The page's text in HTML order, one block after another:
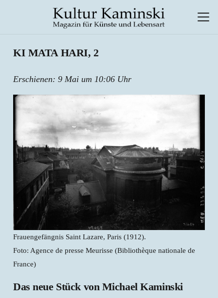
KI MATA HARI, 2
Erschienen: 9 Mai um 10:06 Uhr
Frauengefängnis Saint Lazare, Paris (1912).
Foto: Agence de presse Meurisse (Bibliothèque nationale de
France)
Das neue Stück von Michael Kaminski